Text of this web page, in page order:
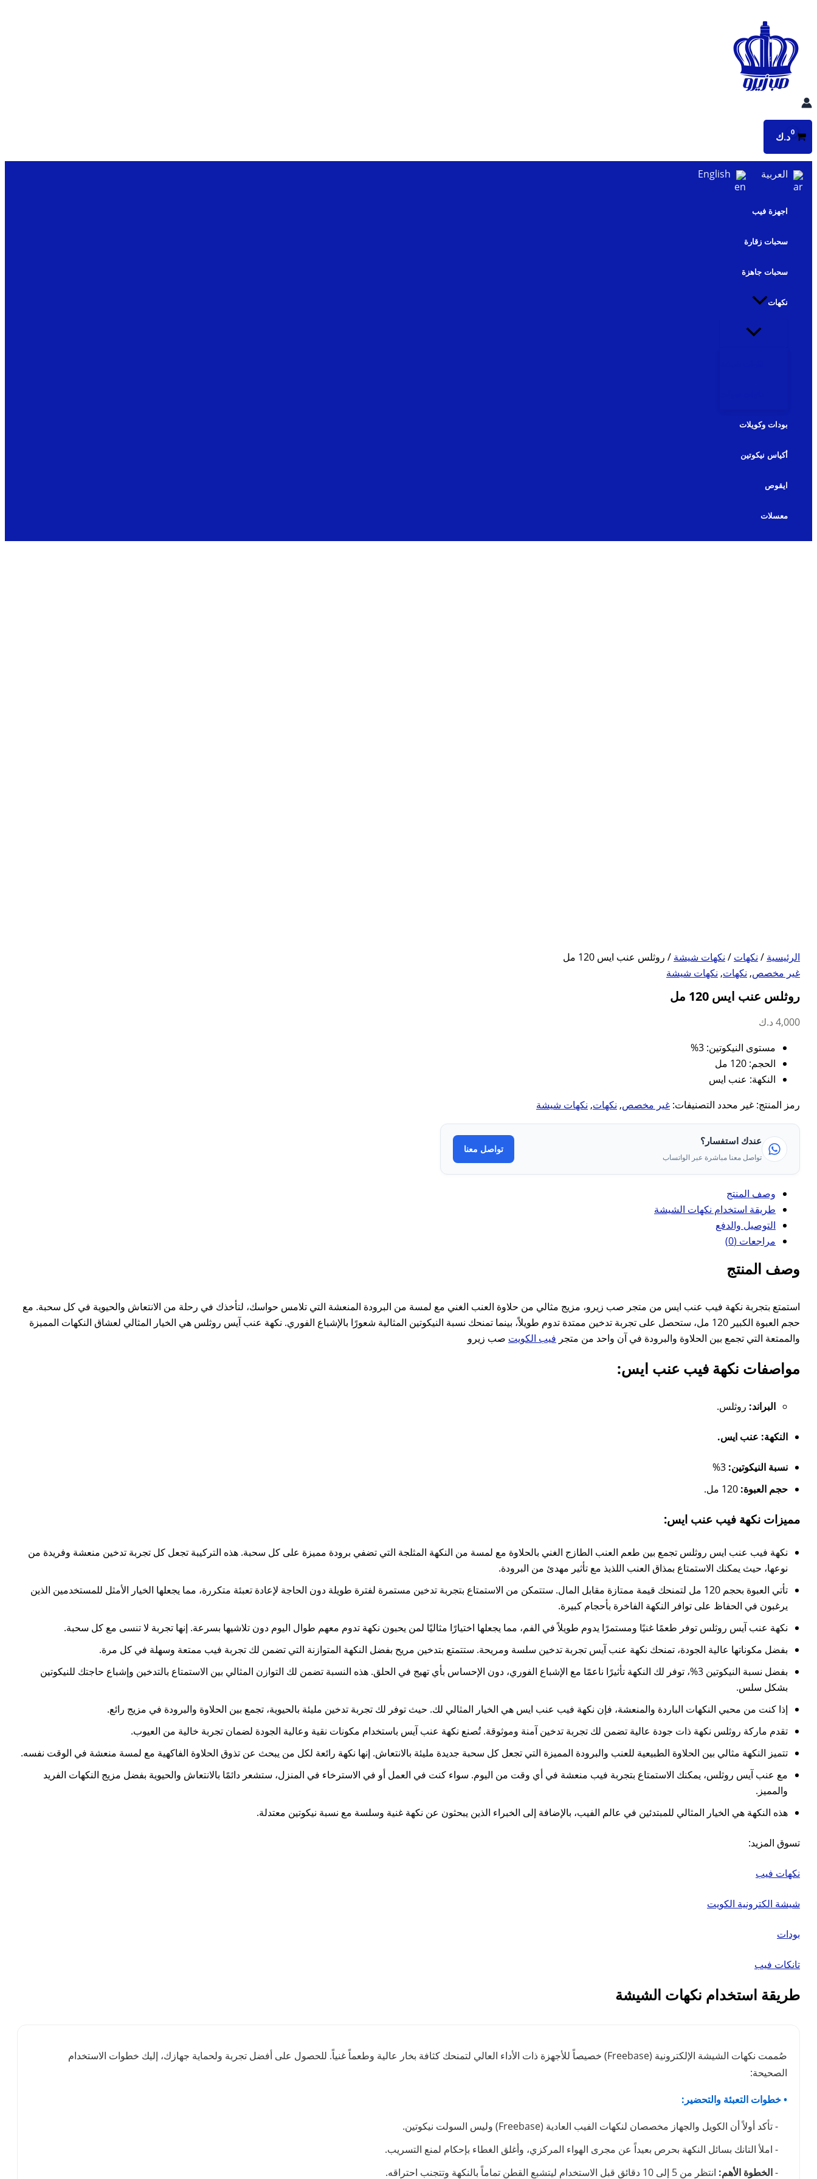
المحتوى
د.ك
العربية English
اجهزة فيب
سحبات زقارة
سحبات جاهزة
نكهات
بودات وكويلات
أكياس نيكوتين
ايقوص
معسلات
الرئيسية / نكهات / نكهات شيشة / روثلس عنب ايس 120 مل
غير مخصص, نكهات, نكهات شيشة
روثلس عنب ايس 120 مل
4,000 د.ك
مستوى النيكوتين: 3%
الحجم: 120 مل
النكهة: عنب ايس
رمز المنتج: غير محدد التصنيفات: غير مخصص, نكهات, نكهات شيشة
عندك استفسار؟
تواصل معنا مباشرة عبر الواتساب
تواصل معنا
وصف المنتج
طريقة استخدام نكهات الشيشة
التوصيل والدفع
مراجعات (0)
وصف المنتج
استمتع بتجربة نكهة فيب عنب ايس من متجر صب زيرو، مزيج مثالي من حلاوة العنب الغني مع لمسة من البرودة المنعشة التي تلامس حواسك، لتأخذك في رحلة من الانتعاش والحيوية في كل سحبة. مع
حجم العبوة الكبير 120 مل، ستحصل على تجربة تدخين ممتدة تدوم طويلاً، بينما تمنحك نسبة النيكوتين المثالية شعورًا بالإشباع الفوري. نكهة عنب آيس روثلس هي الخيار المثالي لعشاق النكهات المميزة
والممتعة التي تجمع بين الحلاوة والبرودة في آن واحد من متجر فيب الكويت صب زيرو
مواصفات نكهة فيب عنب ايس:
البراند: روثلس.
النكهة: عنب ايس.
نسبة النيكوتين:
حجم العبوة:
مميزات نكهة فيب عنب ايس:
نكهة فيب عنب ايس روثلس تجمع بين طعم العنب الطازج الغني بالحلاوة مع لمسة من النكهة المثلجة التي تضفي برودة مميزة على كل سحبة. هذه التركيبة تجعل كل تجربة تدخين منعشة وفريدة من
نوعها، حيث يمكنك الاستمتاع بمذاق العنب اللذيذ مع تأثير مهدئ من البرودة.
تأتي العبوة بحجم 120 مل لتمنحك قيمة ممتازة مقابل المال. ستتمكن من الاستمتاع بتجربة تدخين مستمرة لفترة طويلة دون الحاجة لإعادة تعبئة متكررة، مما يجعلها الخيار الأمثل للمستخدمين الذين
يرغبون في الحفاظ على توافر النكهة الفاخرة بأحجام كبيرة.
نكهة عنب آيس روثلس توفر طعمًا غنيًا ومستمرًا يدوم طويلاً في الفم، مما يجعلها اختيارًا مثاليًا لمن يحبون نكهة تدوم معهم طوال اليوم دون تلاشيها بسرعة. إنها تجربة لا تنسى مع كل سحبة.
بفضل مكوناتها عالية الجودة، تمنحك نكهة عنب آيس تجربة تدخين سلسة ومريحة. ستتمتع بتدخين مريح بفضل النكهة المتوازنة التي تضمن لك تجربة فيب ممتعة وسهلة في كل مرة.
بفضل نسبة النيكوتين 3%، توفر لك النكهة تأثيرًا ناعمًا مع الإشباع الفوري، دون الإحساس بأي تهيج في الحلق. هذه النسبة تضمن لك التوازن المثالي بين الاستمتاع بالتدخين وإشباع حاجتك للنيكوتين
بشكل سلس.
إذا كنت من محبي النكهات الباردة والمنعشة، فإن نكهة فيب عنب ايس هي الخيار المثالي لك. حيث توفر لك تجربة تدخين مليئة بالحيوية، تجمع بين الحلاوة والبرودة في مزيج رائع.
تقدم ماركة روثلس نكهة ذات جودة عالية تضمن لك تجربة تدخين آمنة وموثوقة. تُصنع نكهة عنب آيس باستخدام مكونات نقية وعالية الجودة لضمان تجربة خالية من العيوب.
تتميز النكهة مثالي بين الحلاوة الطبيعية للعنب والبرودة المميزة التي تجعل كل سحبة جديدة مليئة بالانتعاش. إنها نكهة رائعة لكل من يبحث عن تذوق الحلاوة الفاكهية مع لمسة منعشة في الوقت نفسه.
مع عنب آيس روثلس، يمكنك الاستمتاع بتجربة فيب منعشة في أي وقت من اليوم. سواء كنت في العمل أو في الاسترخاء في المنزل، ستشعر دائمًا بالانتعاش والحيوية بفضل مزيج النكهات الفريد
والمميز.
هذه النكهة هي الخيار المثالي للمبتدئين في عالم الفيب، بالإضافة إلى الخبراء الذين يبحثون عن نكهة غنية وسلسة مع نسبة نيكوتين معتدلة.
تسوق المزيد:
نكهات فيب
شيشة الكترونية الكويت
بودات
تانكات فيب
طريقة استخدام نكهات الشيشة
صُممت نكهات الشيشة الإلكترونية (Freebase) خصيصاً للأجهزة ذات الأداء العالي لتمنحك كثافة بخار عالية وطعماً غنياً. للحصول على أفضل تجربة ولحماية جهازك، إليك خطوات الاستخدام
الصحيحة:
• خطوات التعبئة والتحضير:
- تأكد أولاً أن الكويل والجهاز مخصصان لنكهات الفيب العادية (Freebase) وليس السولت نيكوتين.
- املأ التانك بسائل النكهة بحرص بعيداً عن مجرى الهواء المركزي، وأغلق الغطاء بإحكام لمنع التسريب.
-الخطوة الأهم: انتظر من 5 إلى 10 دقائق قبل الاستخدام ليتشبع القطن تماماً بالنكهة وتتجنب احتراقه.